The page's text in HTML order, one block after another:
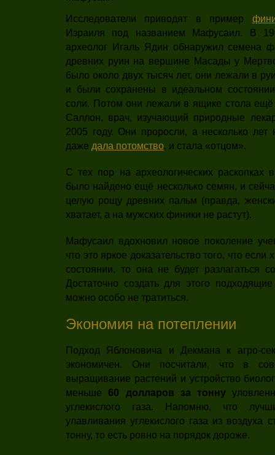
Исследователи приводят в пример
Израиля под названием Мафусаил. В
археолог Игаль Ядин обнаружил семена
древних руин на вершине Масады у
было около двух тысяч лет, они лежали в
и были сохранены в идеальном
соли. Потом они лежали в ящике стола
Саллон, врач, изучающий природные
2005 году. Они проросли, а несколько
даже дала потомство, и стала «отцом».
С тех пор на археологических раскопках
было найдено ещё несколько семян, и
целую рощу древних пальм (правда,
хватает, а на мужских финики не растут).
Мафусаил вдохновил новое поколение
что это яркое доказательство того, что
состоянии, то она не будет разлагаться
Достаточно создать для этого
можно особо не тратиться.
Экономия на потеплении
Подход Яблоновича и Декмана к агро-
экономичен. Они посчитали, что в
выращивание растений и устройство
меньше 60 долларов за тонну
углекислого газа. Напомню, что
улавливания углекислого газа из воздуха
тонну, то есть ровно на порядок дороже.